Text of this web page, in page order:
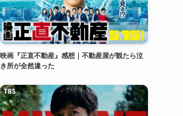
映画『正直不動産』感想｜不動産屋が観たら泣
き所が全然違った